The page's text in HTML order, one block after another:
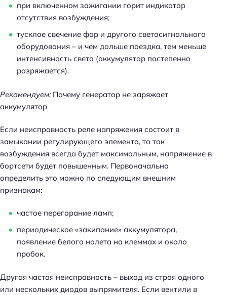
при включенном зажигании горит индикатор
отсутствия возбуждения;
тусклое свечение фар и другого светосигнального
оборудования – и чем дольше поездка, тем меньше
интенсивность света (аккумулятор постепенно
разряжается).
Рекомендуем: Почему генератор не заряжает
аккумулятор
Если неисправность реле напряжения состоит в
замыкании регулирующего элемента, то ток
возбуждения всегда будет максимальным, напряжение в
бортсети будет повышенным. Первоначально
определить это можно по следующим внешним
признакам:
частое перегорание ламп;
периодическое «закипание» аккумулятора,
появление белого налета на клеммах и около
пробок.
Другая частая неисправность – выход из строя одного
или нескольких диодов выпрямителя. Если вентили в
а
: